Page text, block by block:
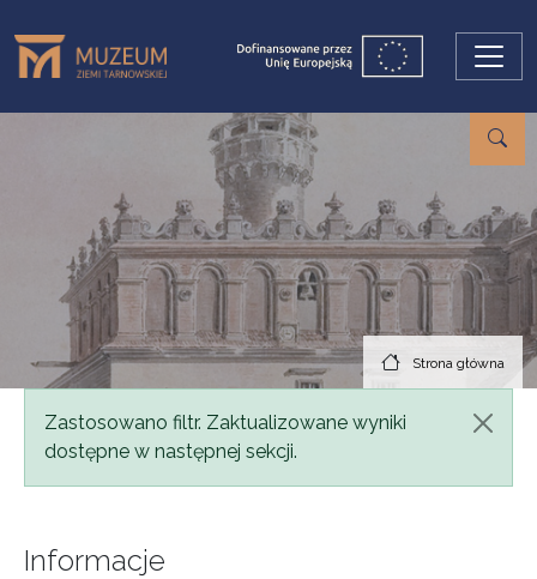
Strona główna
Komunikat
Zastosowano filtr. Zaktualizowane wyniki
dostępne w następnej sekcji.
Informacje